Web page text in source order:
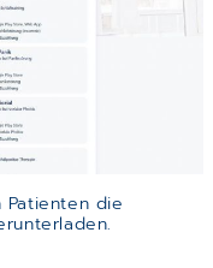
Patienten die